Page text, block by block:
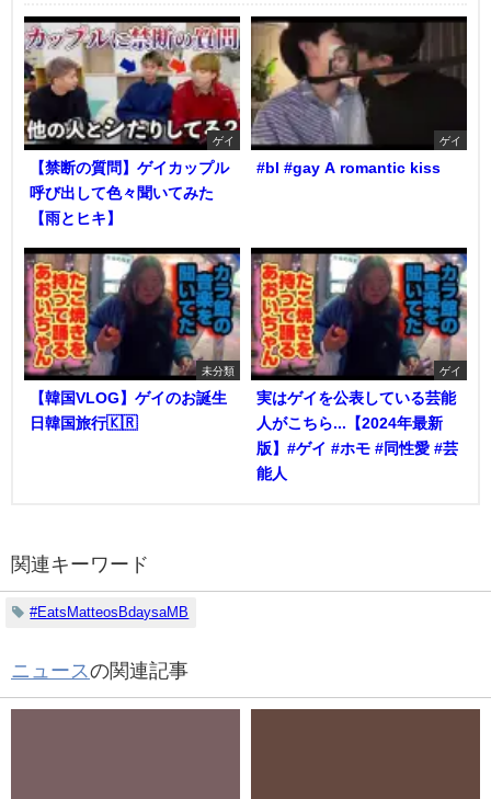
ゲイ
【禁断の質問】ゲイカップル
呼び出して色々聞いてみた
【雨とヒキ】
ゲイ
#bl #gay A romantic kiss
未分類
【韓国VLOG】ゲイのお誕生
日韓国旅行🇰🇷
ゲイ
実はゲイを公表している芸能
人がこちら...【2024年最新
版】#ゲイ #ホモ #同性愛 #芸
能人
関連キーワード
#EatsMatteosBdaysaMB
ニュースの関連記事